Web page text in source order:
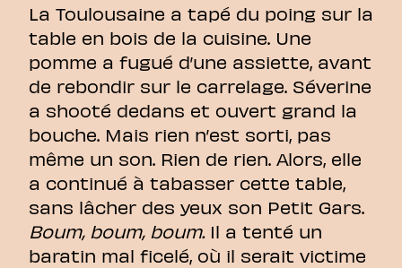
La Toulousaine a tapé du poing sur la
table en bois de la cuisine. Une
pomme a fugué d’une assiette, avant
de rebondir sur le carrelage. Séverine
a shooté dedans et ouvert grand la
bouche. Mais rien n’est sorti, pas
même un son. Rien de rien. Alors, elle
a continué à tabasser cette table,
sans lâcher des yeux son Petit Gars.
Boum, boum, boum. Il a tenté un
baratin mal ficelé, où il serait victime